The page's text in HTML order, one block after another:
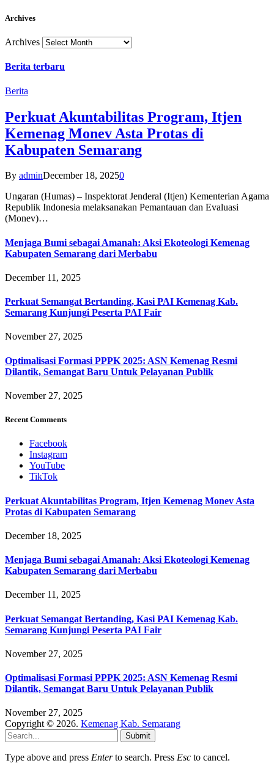
Archives
Archives
Berita terbaru
Berita
Perkuat Akuntabilitas Program, Itjen
Kemenag Monev Asta Protas di
Kabupaten Semarang
By adminDecember 18, 20250
Ungaran (Humas) – Inspektorat Jenderal (Itjen) Kementerian Agama
Republik Indonesia melaksanakan Pemantauan dan Evaluasi
(Monev)…
Menjaga Bumi sebagai Amanah: Aksi Ekoteologi Kemenag
Kabupaten Semarang dari Merbabu
December 11, 2025
Perkuat Semangat Bertanding, Kasi PAI Kemenag Kab.
Semarang Kunjungi Peserta PAI Fair
November 27, 2025
Optimalisasi Formasi PPPK 2025: ASN Kemenag Resmi
Dilantik, Semangat Baru Untuk Pelayanan Publik
November 27, 2025
Recent Comments
Facebook
Instagram
YouTube
TikTok
Perkuat Akuntabilitas Program, Itjen Kemenag Monev Asta
Protas di Kabupaten Semarang
December 18, 2025
Menjaga Bumi sebagai Amanah: Aksi Ekoteologi Kemenag
Kabupaten Semarang dari Merbabu
December 11, 2025
Perkuat Semangat Bertanding, Kasi PAI Kemenag Kab.
Semarang Kunjungi Peserta PAI Fair
November 27, 2025
Optimalisasi Formasi PPPK 2025: ASN Kemenag Resmi
Dilantik, Semangat Baru Untuk Pelayanan Publik
November 27, 2025
Copyright © 2026. Kemenag Kab. Semarang
Submit
Type above and press Enterto search. Press Esc to cancel.